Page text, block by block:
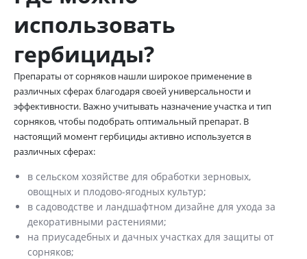
использовать
гербициды?
Препараты от сорняков нашли широкое применение в
различных сферах благодаря своей универсальности и
эффективности. Важно учитывать назначение участка и тип
сорняков, чтобы подобрать оптимальный препарат. В
настоящий момент гербициды активно используется в
различных сферах:
в сельском хозяйстве для обработки зерновых,
овощных и плодово-ягодных культур;
в садоводстве и ландшафтном дизайне для ухода за
декоративными растениями;
на приусадебных и дачных участках для защиты от
сорняков;